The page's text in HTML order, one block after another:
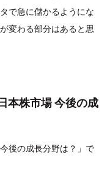
で急に儲かるようにな
変わる部分はあると思
本株市場 今後の成
後の成長分野は？」で